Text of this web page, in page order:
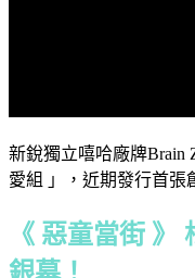
新銳獨立嘻哈廠牌Brain
愛組 」，近期發行首
《 惡童當街
銀幕！